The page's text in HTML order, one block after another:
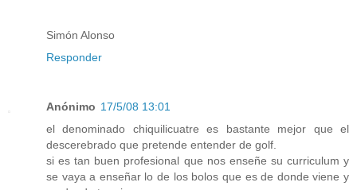
Simón Alonso
Responder
Anónimo 17/5/08 13:01
el denominado chiquilicuatre es bastante mejor que el
descerebrado que pretende entender de golf.
si es tan buen profesional que nos enseñe su curriculum y
se vaya a enseñar lo de los bolos que es de donde viene y